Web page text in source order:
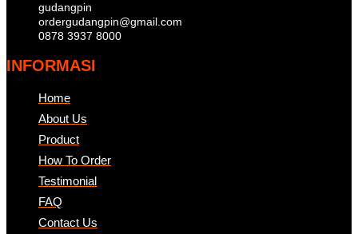
gudangpin
ordergudangpin@gmail.com
0878 3937 8000
INFORMASI
Home
About Us
Product
How To Order
Testimonial
FAQ
Contact Us